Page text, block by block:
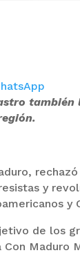
y
y
de los
Maduro